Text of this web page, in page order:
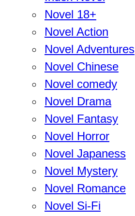
Novel 18+
Novel Action
Novel Adventures
Novel Chinese
Novel comedy
Novel Drama
Novel Fantasy
Novel Horror
Novel Japaness
Novel Mystery
Novel Romance
Novel Si-Fi